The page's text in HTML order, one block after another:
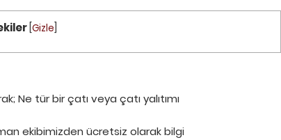
Gizle
Ne tür bir çatı veya çatı yalıtımı
ekibimizden ücretsiz olarak bilgi